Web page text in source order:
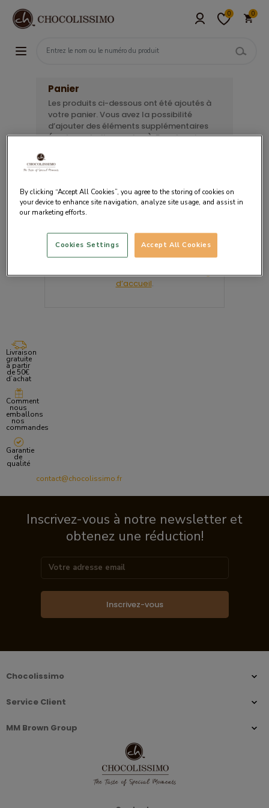
0 0
Panier
Les produits ci-dessous ont été ajoutés à
votre panier. Vous avez la possibilité
d’ajouter des éléments supplémentaires
(carte, emballage, ruban). Pour terminer
de paiement souhaité.
Nous vous invitons à retourner sur laPage
d’accueil.
Livraison
gratuite
à partir
de 50€
d’achat
Comment
nous
emballons
nos
commandes
Garantie
de
qualité
contact@chocolissimo.fr
Inscrivez-vous à notre newsletter et
obtenez une réduction!
Inscrivez-vous
Chocolissimo
Service Client
MM Brown Group
By clicking “Accept All Cookies”, you agree to the storing of cookies on
your device to enhance site navigation, analyze site usage, and assist in
our marketing efforts.
Accept All Cookies
Cookies Settings